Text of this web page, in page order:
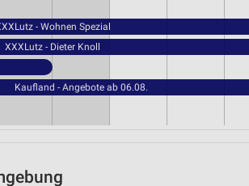
- Wohnen Spezial
XXXLutz - Dieter Knoll
Kaufland - Angebote ab 06.08.